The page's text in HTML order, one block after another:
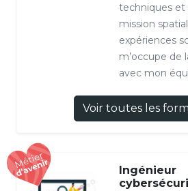
techniques et
mission
expériences
m’occupe de
avec mon
Voir toutes les
Ingénieur